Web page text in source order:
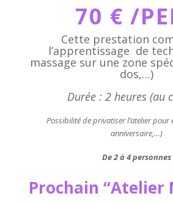
70 € /
Cette prestation
l’apprentissage de
massage sur une zone
dos,…)
Durée : 2 heures (au
Possibilité de privatiser l’atelier pour
anniversaire,…)
De 2 à 4 personnes
Prochain “Atelier